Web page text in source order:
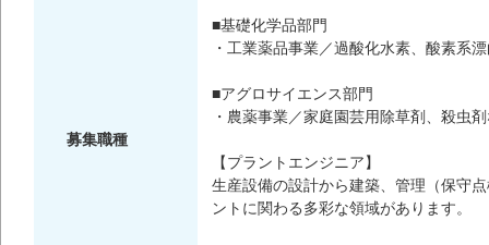
募集職種
■基礎化学品部門
・工業薬品事業／過酸化水素、酸素系
■アグロサイエンス部門
・農薬事業／家庭園芸用除草剤、殺虫
【プラントエンジニア】
生産設備の設計から建築、管理（保守
ントに関わる多彩な領域があります。